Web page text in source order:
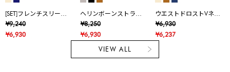
[SET]フレンチスリーブ
スキッパーシャツ×裾ボ
タンカーゴパンツ
¥9,240
¥6,930
ヘリンボーンストライ
プサス付きパンツ
¥8,250
¥6,930
ウエストドロストVネッ
クオールインワン
¥6,930
¥6,237
VIEW ALL